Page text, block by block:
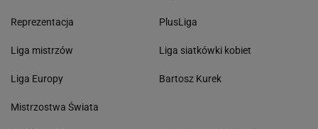
Reprezentacja
Liga mistrzów
Liga Europy
Mistrzostwa Świata
PlusLiga
Liga siatkówki kobiet
Bartosz Kurek